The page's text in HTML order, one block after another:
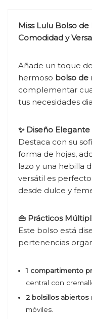
Miss Lulu Bolso
Comodidad y
Añade un toque
hermoso bolso de
complementar
tus necesidades
✨ Diseño Elegante
Destaca con su
forma de hojas,
lazo y una hebilla
versátil es
desde dulce y
👜 Prácticos
Este bolso está
pertenencias
1 compartimento
central con
2 bolsillos abiertos
móviles.